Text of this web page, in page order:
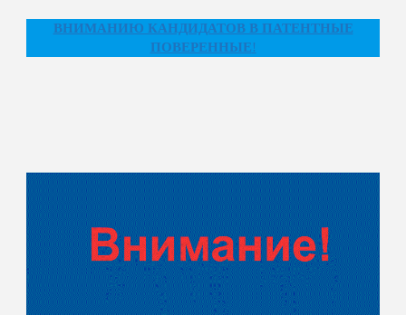
ВНИМАНИЮ КАНДИДАТОВ В ПАТЕНТНЫЕ
ПОВЕРЕННЫЕ!